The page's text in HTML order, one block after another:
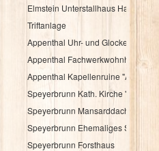
Elmstein Unterstallhaus
Triftanlage
Appenthal Uhr- und
Appenthal Fachwerkwohnhaus
Appenthal Kapellenruine "Alter Turm"
Speyerbrunn Kath. Kirche "St.
Speyerbrunn Mansarddachbau
Speyerbrunn Ehemaliges Schulhaus
Speyerbrunn Forsthaus